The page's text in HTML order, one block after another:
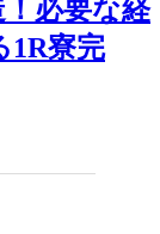
必要な経
1R寮完